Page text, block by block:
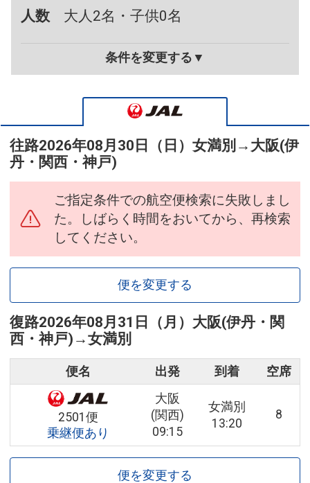
人数
大人2名・子供0名
条件を変更する▼
往路2026年08月30日（日） 女満別 → 大阪(伊
丹・関西・神戸)
ご指定条件での航空便検索に失敗しまし
た。しばらく時間をおいてから、再検索
してください。
便を変更する
復路2026年08月31日（月） 大阪(伊丹・関
西・神戸) →女満別
便名 出発 到着 空席
2501便
乗継便あり
大阪
(関西)
09:15
女満別
13:20
8
便を変更する